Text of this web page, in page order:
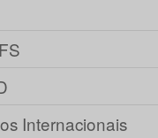
Internacionais